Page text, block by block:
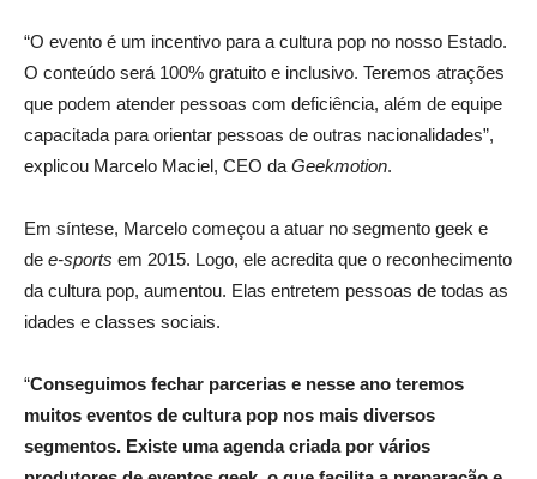
“O evento é um incentivo para a cultura pop no nosso Estado.
O conteúdo será 100% gratuito e inclusivo. Teremos atrações
que podem atender pessoas com deficiência, além de equipe
capacitada para orientar pessoas de outras nacionalidades”,
explicou Marcelo Maciel, CEO da Geekmotion.
Em síntese, Marcelo começou a atuar no segmento geek e
de e-sports em 2015. Logo, ele acredita que o reconhecimento
da cultura pop, aumentou. Elas entretem pessoas de todas as
idades e classes sociais.
“Conseguimos fechar parcerias e nesse ano teremos
muitos eventos de cultura pop nos mais diversos
segmentos. Existe uma agenda criada por vários